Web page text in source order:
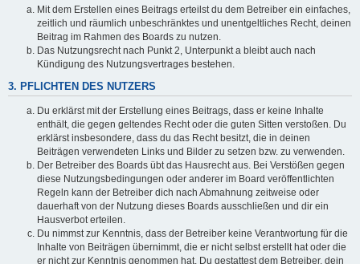
Mit dem Erstellen eines Beitrags erteilst du dem Betreiber ein einfaches,
zeitlich und räumlich unbeschränktes und unentgeltliches Recht, deinen
Beitrag im Rahmen des Boards zu nutzen.
Das Nutzungsrecht nach Punkt 2, Unterpunkt a bleibt auch nach
Kündigung des Nutzungsvertrages bestehen.
3. PFLICHTEN DES NUTZERS
Du erklärst mit der Erstellung eines Beitrags, dass er keine Inhalte
enthält, die gegen geltendes Recht oder die guten Sitten verstoßen. Du
erklärst insbesondere, dass du das Recht besitzt, die in deinen
Beiträgen verwendeten Links und Bilder zu setzen bzw. zu verwenden.
Der Betreiber des Boards übt das Hausrecht aus. Bei Verstößen gegen
diese Nutzungsbedingungen oder anderer im Board veröffentlichten
Regeln kann der Betreiber dich nach Abmahnung zeitweise oder
dauerhaft von der Nutzung dieses Boards ausschließen und dir ein
Hausverbot erteilen.
Du nimmst zur Kenntnis, dass der Betreiber keine Verantwortung für die
Inhalte von Beiträgen übernimmt, die er nicht selbst erstellt hat oder die
er nicht zur Kenntnis genommen hat. Du gestattest dem Betreiber, dein